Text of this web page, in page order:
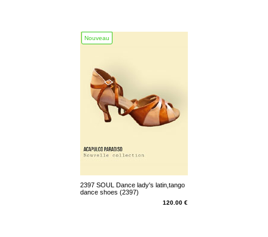
Nouveau
2397 SOUL Dance lady's latin,tango
dance shoes (2397)
120.00 €